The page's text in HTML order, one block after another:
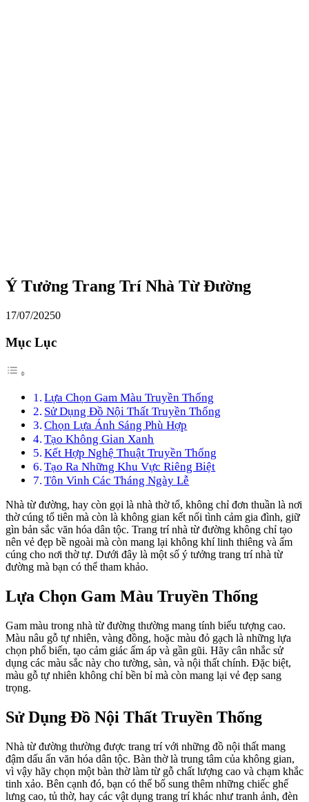
Ý Tưởng Trang Trí Nhà Từ Đường
17/07/20250
Mục Lục
Lựa Chọn Gam Màu Truyền Thống
Sử Dụng Đồ Nội Thất Truyền Thống
Chọn Lựa Ánh Sáng Phù Hợp
Tạo Không Gian Xanh
Kết Hợp Nghệ Thuật Truyền Thống
Tạo Ra Những Khu Vực Riêng Biệt
Tôn Vinh Các Tháng Ngày Lễ
Nhà từ đường, hay còn gọi là nhà thờ tổ, không chỉ đơn thuần là nơi
thờ cúng tổ tiên mà còn là không gian kết nối tình cảm gia đình, giữ
gìn bản sắc văn hóa dân tộc. Trang trí nhà từ đường không chỉ tạo
nên vẻ đẹp bề ngoài mà còn mang lại không khí linh thiêng và ấm
cúng cho nơi thờ tự. Dưới đây là một số ý tưởng trang trí nhà từ
đường mà bạn có thể tham khảo.
Lựa Chọn Gam Màu Truyền Thống
Gam màu trong nhà từ đường thường mang tính biểu tượng cao.
Màu nâu gỗ tự nhiên, vàng đồng, hoặc màu đỏ gạch là những lựa
chọn phổ biến, tạo cảm giác ấm áp và gần gũi. Hãy cân nhắc sử
dụng các màu sắc này cho tường, sàn, và nội thất chính. Đặc biệt,
màu gỗ tự nhiên không chỉ bền bỉ mà còn mang lại vẻ đẹp sang
trọng.
Sử Dụng Đồ Nội Thất Truyền Thống
Nhà từ đường thường được trang trí với những đồ nội thất mang
đậm dấu ấn văn hóa dân tộc. Bàn thờ là trung tâm của không gian,
vì vậy hãy chọn một bàn thờ làm từ gỗ chất lượng cao và chạm khắc
tinh xảo. Bên cạnh đó, bạn có thể bổ sung thêm những chiếc ghế
lưng cao, tủ thờ, hay các vật dụng trang trí khác như tranh ảnh, đèn